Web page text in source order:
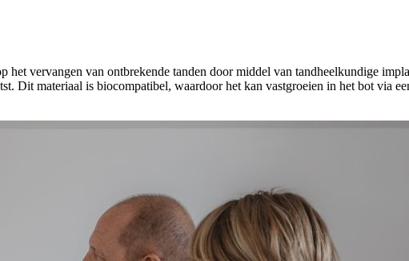
vervangen van ontbrekende tanden door middel van tandheelkundige
Dit materiaal is biocompatibel, waardoor het kan vastgroeien in het bot via